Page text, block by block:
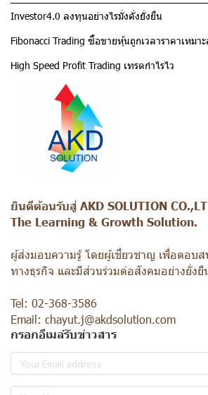
Investor4.0 ลงทุนอย่างไรมั่งคั่งยั่งยืน
Fibonacci Trading ซื้อขายหุ้นถูกเวลาราคาเหมา
High Speed Profit Trading เทรดกำไรไว
ยินดีต้อนรับสู่ AKD SOLUTION
The Learning & Growth Solution.
ผู้ส่งมอบความรู้ โดยผู้เชี่ยวชาญ เพื่อตอบ
ทางธุรกิจ และมีส่วนร่วมต่อสังคมอย่างยั่งยื
Tel: 02-368-3586
Email: chayut.j@akdsolution.com
กรอกอีเมล์รับข่าวสาร